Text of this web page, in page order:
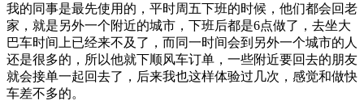
我的同事是最先使用的，平时周五下班的时候，他们都会回老
家，就是另外一个附近的城市，下班后都是6点做了，去坐大
巴车时间上已经来不及了，而同一时间会到另外一个城市的人
还是很多的，所以他就下顺风车订单，一些附近要回去的朋友
就会接单一起回去了，后来我也这样体验过几次，感觉和做快
车差不多的。